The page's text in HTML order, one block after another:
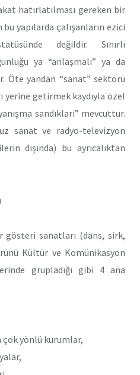
hatırlatılması gereken bir
yapılarda çalışanların ezici
değildir. Sınırlı
ya “anlaşmalı” ya da
Öte yandan “sanat” sektörü
getirmek kaydıyla özel
sandıkları” mevcuttur.
sanat ve radyo-televizyon
dışında) bu ayrıcalıktan
gösteri sanatları (dans, sirk,
Kültür ve Komünikasyon
grupladığı gibi 4 ana
çok yönlü kurumlar,